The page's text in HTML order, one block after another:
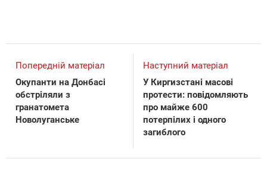
Попередній матеріал
Окупанти на Донбасі
обстріляли з
гранатомета
Новолуганське
Наступний матеріал
У Киргизстані масові
протести: повідомляють
про майже 600
потерпілих і одного
загиблого